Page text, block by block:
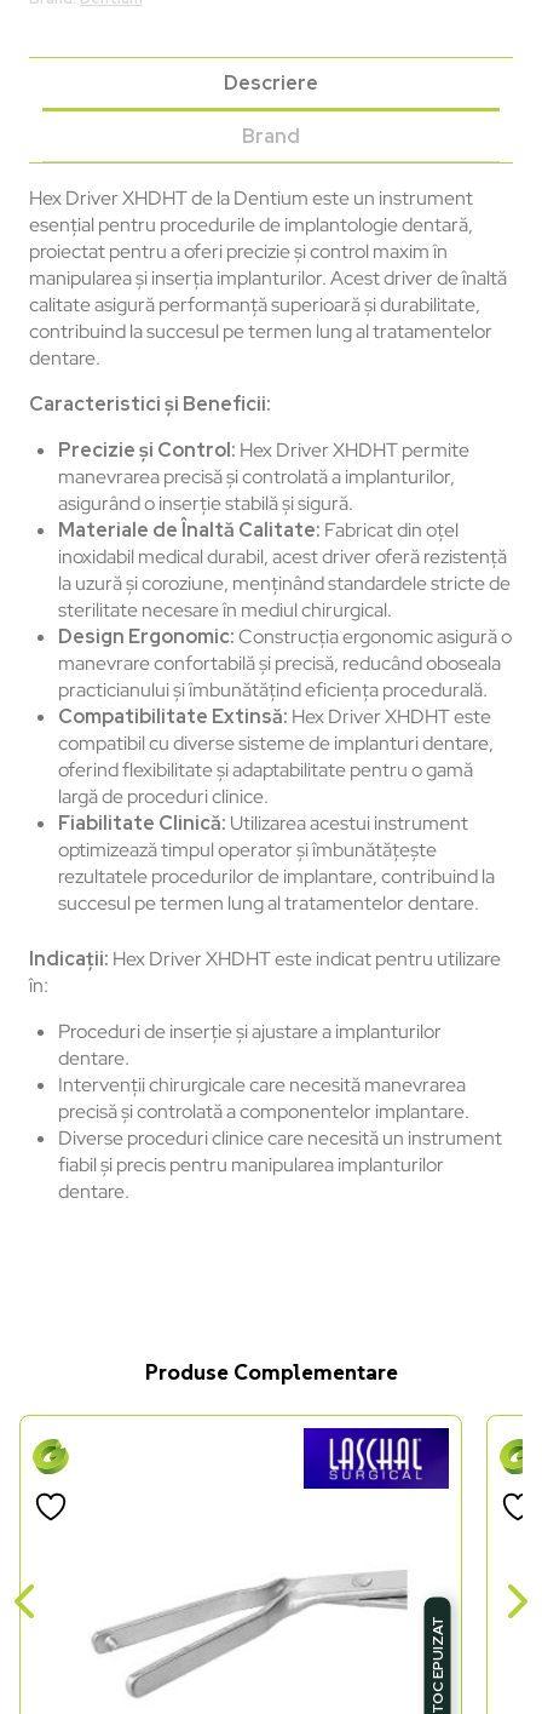
Descriere
Brand
Hex Driver XHDHT de la Dentium este un instrument
esențial pentru procedurile de implantologie dentară,
proiectat pentru a oferi precizie și control maxim în
manipularea și inserția implanturilor. Acest driver de înaltă
calitate asigură performanță superioară și durabilitate,
contribuind la succesul pe termen lung al tratamentelor
dentare.
Caracteristici și Beneficii:
Precizie și Control: Hex Driver XHDHT permite
manevrarea precisă și controlată a implanturilor,
asigurând o inserție stabilă și sigură.
Materiale de Înaltă Calitate: Fabricat din oțel
inoxidabil medical durabil, acest driver oferă rezistență
la uzură și coroziune, menținând standardele stricte de
sterilitate necesare în mediul chirurgical.
Design Ergonomic:Construcția ergonomic asigură o
manevrare confortabilă și precisă, reducând oboseala
practicianului și îmbunătățind eficiența procedurală.
Compatibilitate Extinsă: Hex Driver XHDHT este
compatibil cu diverse sisteme de implanturi dentare,
oferind flexibilitate și adaptabilitate pentru o gamă
largă de proceduri clinice.
Fiabilitate Clinică: Utilizarea acestui instrument
optimizează timpul operator și îmbunătățește
rezultatele procedurilor de implantare, contribuind la
succesul pe termen lung al tratamentelor dentare.
Indicații: Hex Driver XHDHT este indicat pentru utilizare
în:
Proceduri de inserție și ajustare a implanturilor
dentare.
Intervenții chirurgicale care necesită manevrarea
precisă și controlată a componentelor implantare.
Diverse proceduri clinice care necesită un instrument
fiabil și precis pentru manipularea implanturilor
dentare.
Produse Complementare
STOC EPUIZAT